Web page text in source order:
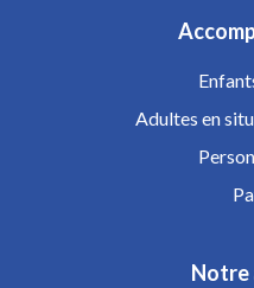
Adultes en
Notre